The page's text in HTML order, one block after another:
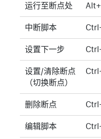
运行至断点处
中断脚本
设置下一步
设置/清除断点
（切换断点）
删除断点
编辑脚本